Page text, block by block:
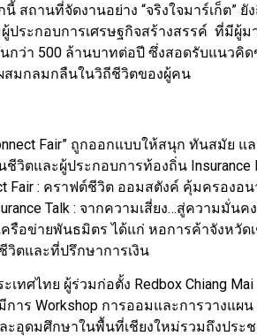
นี้ สถานที่จัดงานอย่าง “จริงใจมาร์เก็ต”
ประกอบการเศรษฐกิจสร้างสรรค์ ที่มีผู้
นกว่า 500 ล้านบาทต่อปี ซึ่งสอดรับแนว
สมกลมกลืนในวิถีชีวิตของผู้คน
Fair” ถูกออกแบบให้สนุก ทันสมัย
วิตและผู้ประกอบการท้องถิ่น Insurance
Fair : คราฟต์ชีวิต ออมสตังค์ คุ้มครอง
Talk : จากความเสี่ยง…สู่ความมั่
รือข่ายพันธมิตร ได้แก่ หอการค้าจังหวั
ตและที่ปรึกษาการเงิน
เทศไทย ผู้ร่วมก่อตั้ง Redbox Chiang
าร Workshop การออมและการวางแผ
อุดมศึกษาในพื้นที่เชียงใหม่รวมถึงประ